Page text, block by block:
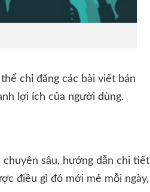
chỉ đăng các bài viết bán
lợi ích của người dùng.
sâu, hướng dẫn chi tiết
điều gì đó mới mẻ mỗi ngày,